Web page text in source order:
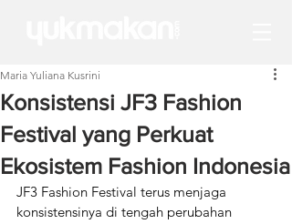
Konsistensi JF3 Fashion
Festival yang Perkuat
Ekosistem Fashion Indonesia
Maria Yuliana Kusrini
JF3 Fashion Festival terus menjaga
konsistensinya di tengah perubahan